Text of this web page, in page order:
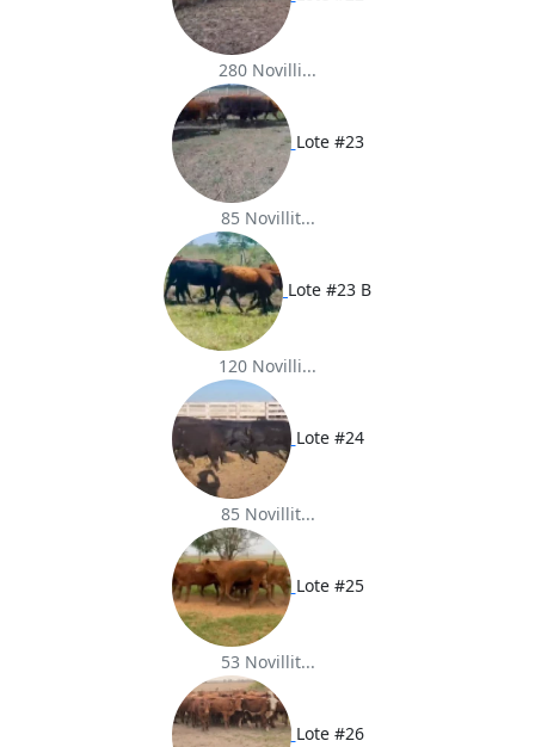
280 Novilli...
Lote #23
85 Novillit...
Lote #23 B
120 Novilli...
Lote #24
85 Novillit...
Lote #25
53 Novillit...
Lote #26